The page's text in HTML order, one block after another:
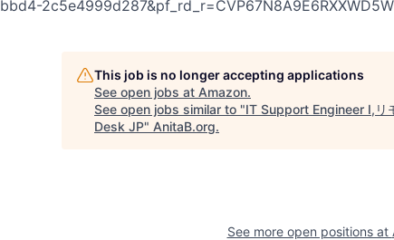
bbd4-
This job is no longer accepting applications
See open jobs at Amazon.
See open jobs similar to "IT Support Engineer I,リ
Desk JP" AnitaB.org.
See more open positions at